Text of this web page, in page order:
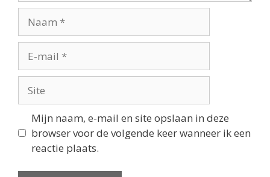
Mijn naam, e-mail en site opslaan in deze
browser voor de volgende keer wanneer ik een
reactie plaats.